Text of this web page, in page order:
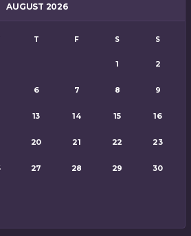
AUGUST 2026
T F S S
1 2
6 7 8 9
13 14 15 16
20 21 22 23
27 28 29 30